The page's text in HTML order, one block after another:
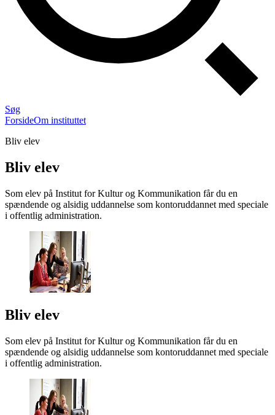
Søg
ForsideOm instituttet
Bliv elev
Bliv elev
Som elev på Institut for Kultur og Kommunikation får du en
spændende og alsidig uddannelse som kontoruddannet med speciale
i offentlig administration.
Bliv elev
Som elev på Institut for Kultur og Kommunikation får du en
spændende og alsidig uddannelse som kontoruddannet med speciale
i offentlig administration.